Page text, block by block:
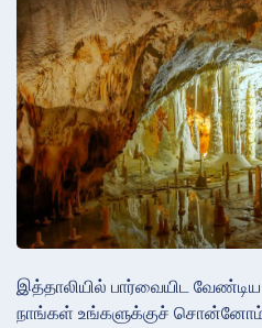
இத்தாலியில் பார்வையிட
நாங்கள் உங்களுக்குச்